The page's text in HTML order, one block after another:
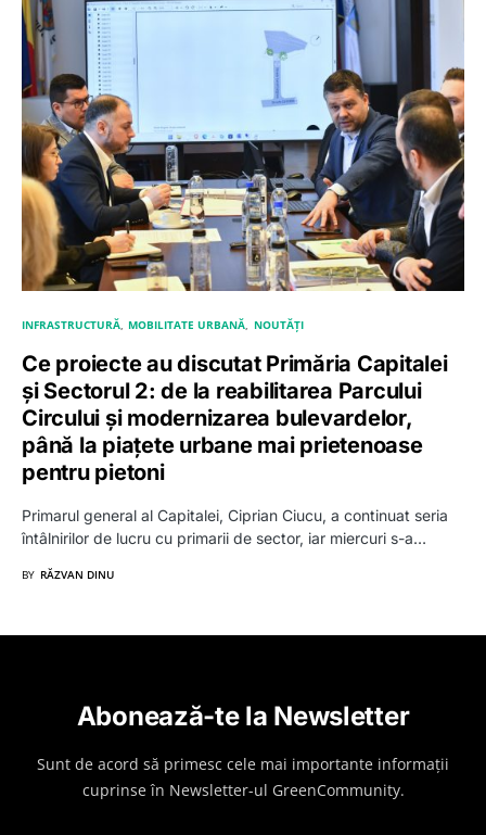
INFRASTRUCTURĂ MOBILITATE URBANĂ NOUTĂȚI
Ce proiecte au discutat Primăria Capitalei
și Sectorul 2: de la reabilitarea Parcului
Circului și modernizarea bulevardelor,
până la piațete urbane mai prietenoase
pentru pietoni
Primarul general al Capitalei, Ciprian Ciucu, a continuat seria
întâlnirilor de lucru cu primarii de sector, iar miercuri s-a…
BY RĂZVAN DINU
Abonează-te la Newsletter
Sunt de acord să primesc cele mai importante informații
cuprinse în Newsletter-ul GreenCommunity.